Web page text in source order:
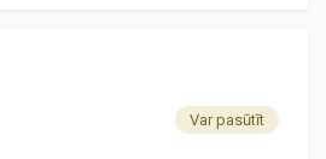
Var pasūtīt